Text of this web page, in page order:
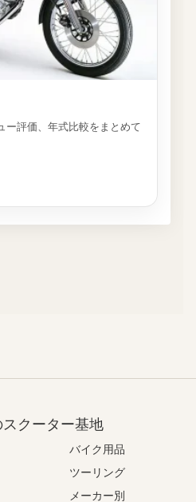
ー評価、年式比較をまとめて
スクーター基地
バイク用品
ツーリング
メーカー別